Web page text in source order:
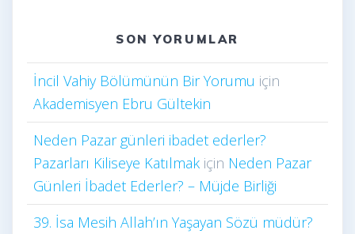
SON YORUMLAR
İncil Vahiy Bölümünün Bir Yorumu için
Akademisyen Ebru Gültekin
Neden Pazar günleri ibadet ederler?
Pazarları Kiliseye Katılmak için Neden Pazar
Günleri İbadet Ederler? – Müjde Birliği
39. İsa Mesih Allah’ın Yaşayan Sözü müdür?